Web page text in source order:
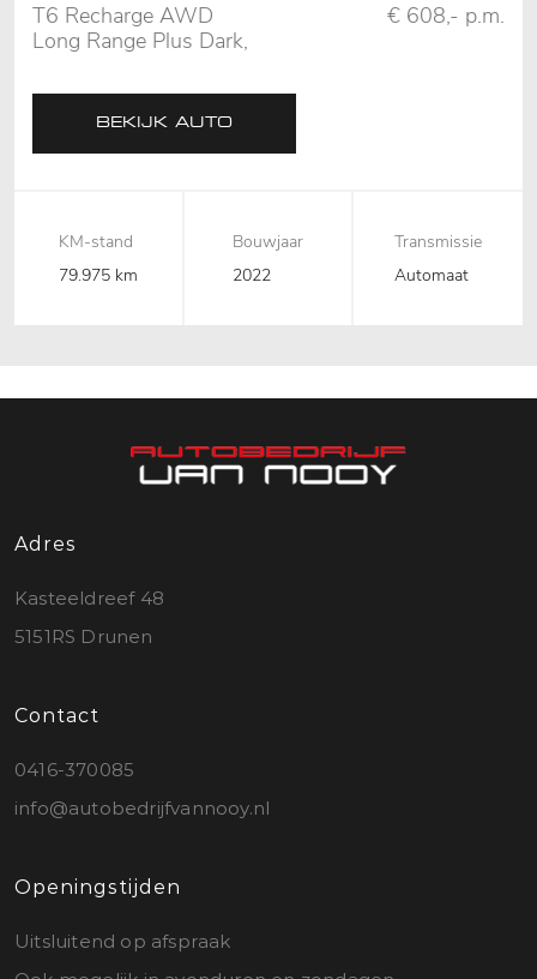
T6 Recharge AWD
Long Range Plus Dark,
Trekhaak
€ 608,- p.m.
BEKIJK AUTO
KM-stand
79.975 km
Bouwjaar
2022
Transmissie
Automaat
Adres
Kasteeldreef 48
5151RS Drunen
Contact
0416-370085
info@autobedrijfvannooy.nl
Openingstijden
Uitsluitend op afspraak